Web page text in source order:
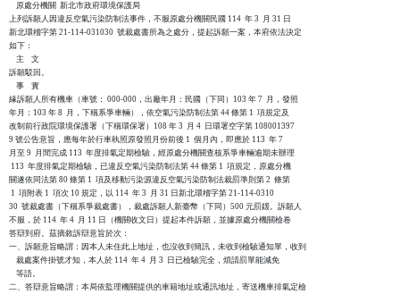
    原處分機關  新北市政府環境保護局
上列訴願人因違反空氣污染防制法事件，不服原處分機關民國 114  年 3  月 31 日
新北環稽字第 21-114-031030  號裁處書所為之處分，提起訴願一案，本府依法決定
如下：
    主    文
訴願駁回。
    事    實
緣訴願人所有機車（車號： 000-000，出廠年月：民國（下同）103 年 7  月，發照
年月：103 年 8  月，下稱系爭車輛），依空氣污染防制法第 44 條第 1  項規定及
改制前行政院環境保護署（下稱環保署）108 年 3  月 4  日環署空字第 108001397
9 號公告意旨，應每年於行車執照原發照月份前後 1  個月內，即應於 113  年 7
月至 9  月間完成 113  年度排氣定期檢驗，經原處分機關查核系爭車輛逾期未辦理
113  年度排氣定期檢驗，已違反空氣污染防制法第 44 條第 1  項規定，原處分機
關遂依同法第 80 條第 1  項及移動污染源違反空氣污染防制法裁罰準則第 2  條第
1  項附表 1  項次 10 規定，以 114  年 3  月 31 日新北環稽字第 21-114-0310
30  號裁處書（下稱系爭裁處書），裁處訴願人新臺幣（下同）500 元罰鍰。訴願人
不服，於 114  年 4  月 11 日（機關收文日）提起本件訴願，並據原處分機關檢卷
答辯到府。茲摘敘訴辯意旨於次：
一、訴願意旨略謂：因本人未住此上地址，也沒收到簡訊，未收到檢驗通知單，收到
    裁處案件掛號才知，本人於 114  年 4  月 3  日已檢驗完全，煩請罰單能減免
    等語。
二、答辯意旨略謂：本局依監理機關提供的車籍地址或通訊地址，寄送機車排氣定檢